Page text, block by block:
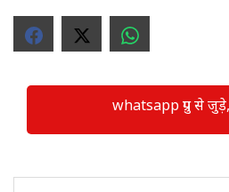
whatsapp ग्रुप से